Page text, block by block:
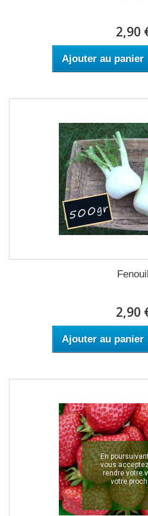
2,90
Ajouter au panier
Fenouil
2,90
Ajouter au panier
En
vous
rendre votre
votre